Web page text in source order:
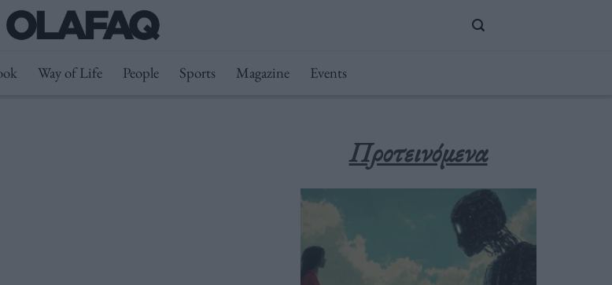
Way of Life People Sports Magazine Events
Προτεινόμενα